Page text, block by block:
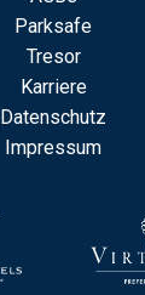
Parksafe
Tresor
Karriere
Datenschutz
Impressum